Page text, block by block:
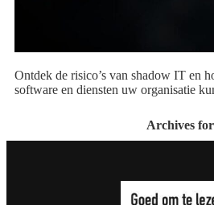
Ontdek de risico’s van shadow IT en
software en diensten uw organisatie
Archives for